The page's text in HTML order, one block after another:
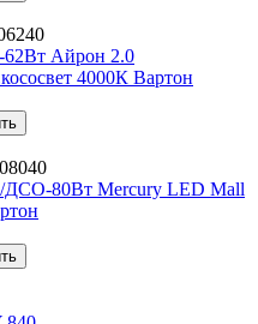
Айрон 2.0
4000К Вартон
80Вт Mercury LED Mall